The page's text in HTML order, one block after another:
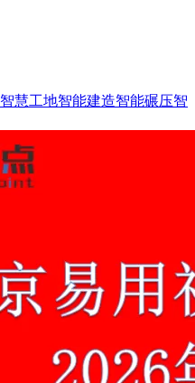
智慧工地智能建造智能碾压智